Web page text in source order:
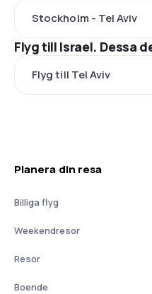
Stockholm - Tel Aviv
Flyg till Israel. Dessa
Flyg till Tel Aviv
Planera din resa
Billiga flyg
Weekendresor
Resor
Boende